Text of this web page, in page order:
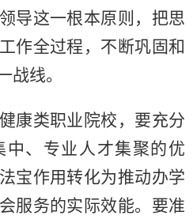
导这一根本原则，把思
作全过程，不断巩固和
战线。
康类职业院校，要充分
、专业人才集聚的优
宝作用转化为推动办学
服务的实际效能。要准